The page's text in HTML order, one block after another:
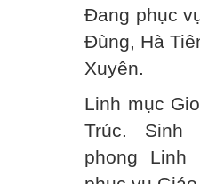
Đang phục
Đùng, Hà
Xuyên.
Linh mục
Trúc. Sinh
phong Linh